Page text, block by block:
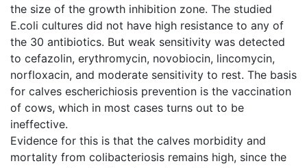
the size of the growth inhibition zone. The studied
E.coli cultures did not have high resistance to any of
the 30 antibiotics. But weak sensitivity was detected
to cefazolin, erythromycin, novobiocin, lincomycin,
norfloxacin, and moderate sensitivity to rest. The basis
for calves escherichiosis prevention is the vaccination
of cows, which in most cases turns out to be
ineffective.
Evidence for this is that the calves morbidity and
mortality from colibacteriosis remains high, since the